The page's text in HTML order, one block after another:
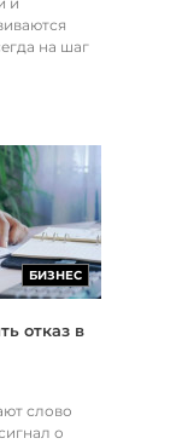
на шаг
БИЗНЕС
отказ в
слово
о